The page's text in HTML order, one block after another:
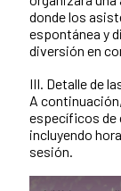
donde los
espontánea y
diversión en
III. Detalle de
A
específicos de
incluyendo
sesión.